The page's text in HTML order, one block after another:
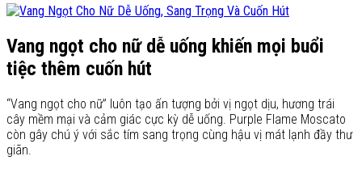
Vang ngọt cho nữ dễ uống khiến mọi buổi
tiệc thêm cuốn hút
“Vang ngọt cho nữ” luôn tạo ấn tượng bởi vị ngọt dịu, hương trái
cây mềm mại và cảm giác cực kỳ dễ uống. Purple Flame Moscato
còn gây chú ý với sắc tím sang trọng cùng hậu vị mát lạnh đầy thư
giãn.